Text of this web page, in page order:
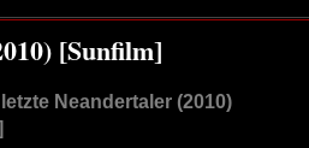
[Sunfilm]
Neandertaler (2010)